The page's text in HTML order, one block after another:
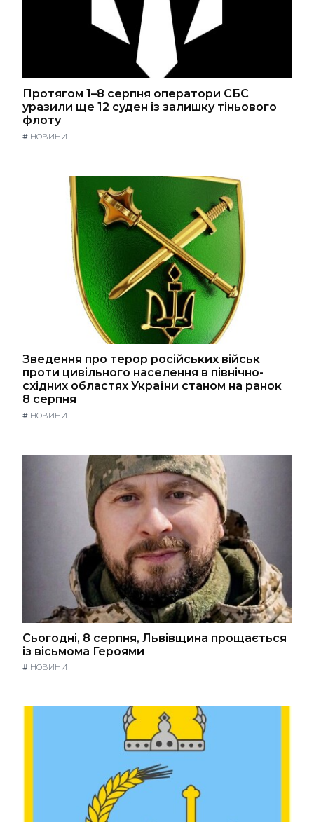
Протягом 1–8 серпня оператори СБС
уразили ще 12 суден із залишку тіньового
флоту
# НОВИНИ
Зведення про терор російських військ
проти цивільного населення в північно-
східних областях України станом на ранок
8 серпня
# НОВИНИ
Сьогодні, 8 серпня, Львівщина прощається
із вісьмома Героями
# НОВИНИ